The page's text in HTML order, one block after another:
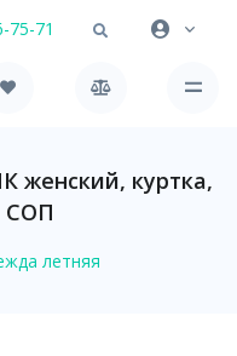
75-71
куртка,
СОП
летняя